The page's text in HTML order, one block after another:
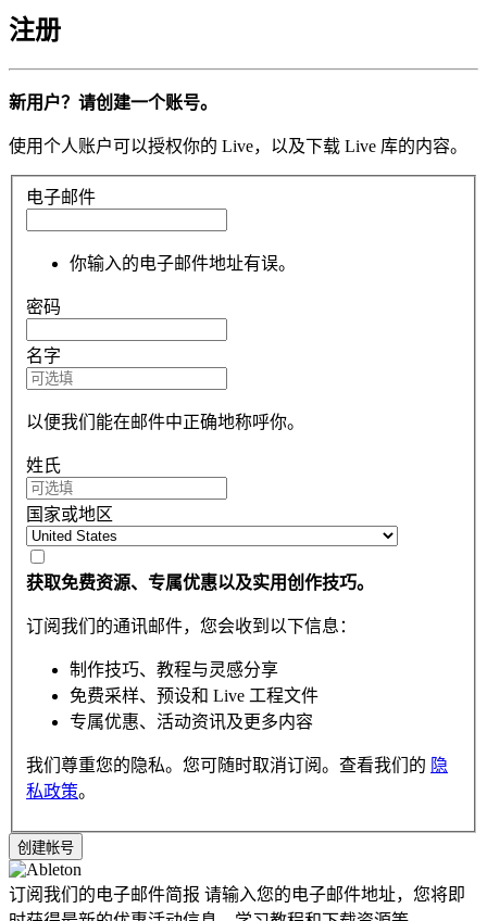
注册
新用户？请创建一个账号。
使用个人账户可以授权你的 Live，以及下载 Live 库的内容。
电子邮件
你输入的电子邮件地址有误。
密码
名字
以便我们能在邮件中正确地称呼你。
姓氏
国家或地区
获取免费资源、专属优惠以及实用创作技巧。
订阅我们的通讯邮件，您会收到以下信息：
制作技巧、教程与灵感分享
免费采样、预设和 Live 工程文件
专属优惠、活动资讯及更多内容
我们尊重您的隐私。您可随时取消订阅。查看我们的 隐
私政策。
订阅我们的电子邮件简报 请输入您的电子邮件地址，您将即